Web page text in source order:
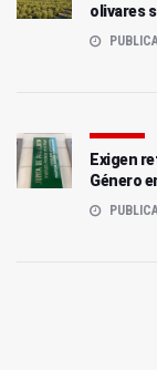
olivares
Exigen
Género